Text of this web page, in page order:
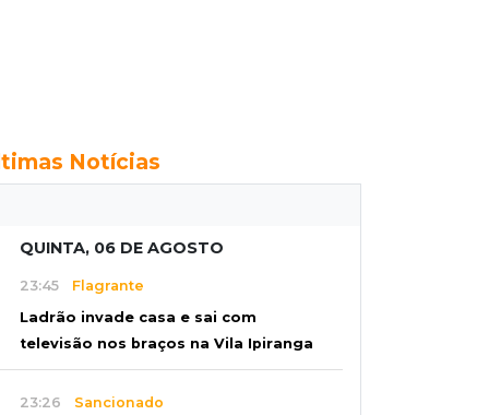
Notícias
QUINTA, 06 DE AGOSTO
23:45 Flagrante
Ladrão invade casa e sai com
televisão nos braços na Vila Ipiranga
23:26 Sancionado